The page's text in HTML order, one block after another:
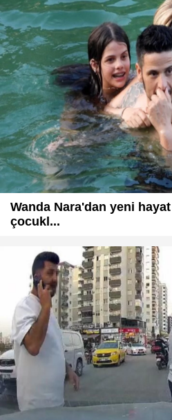
Wanda Nara'dan yeni
çocukl...